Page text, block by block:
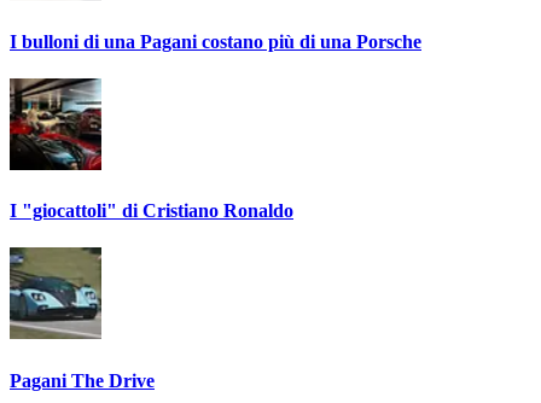
I bulloni di una Pagani costano più di una Porsche
I "giocattoli" di Cristiano Ronaldo
Pagani The Drive